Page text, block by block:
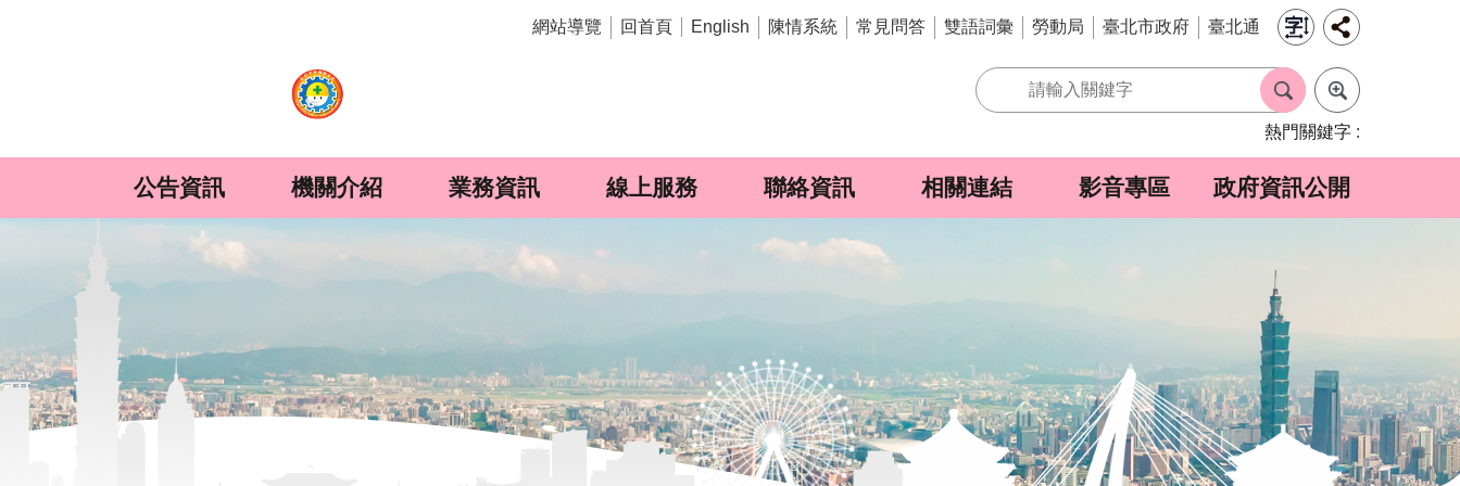
網站導覽
回首頁 English 陳情系統 常見問答 雙語詞彙 勞動局 臺北市政府 臺北通
熱門關鍵字
公告資訊 機關介紹 業務資訊 線上服務 聯絡資訊 相關連結 影音專區 政府資訊公開